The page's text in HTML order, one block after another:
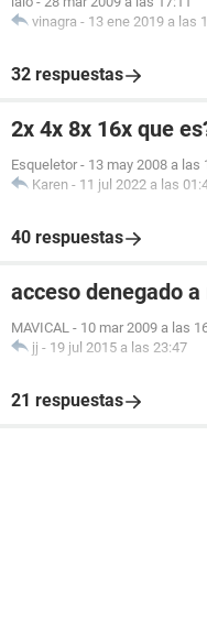
vinagra - 13 ene 2019 a las
32 respuestas
2x 4x 8x 16x que
Esqueletor - 13 may 2008 a las
Karen - 11 jul 2022 a las
40 respuestas
acceso denegado
MAVICAL - 10 mar 2009 a las
jj - 19 jul 2015 a las 23:47
21 respuestas